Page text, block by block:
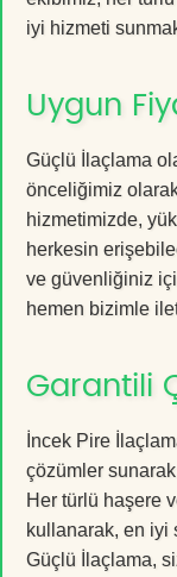
iyi hizmeti
Uygun
Güçlü İlaçlama
önceliğimiz
hizmetimizde,
herkesin
ve güvenliğiniz
hemen bizimle
Garantili
İncek Pire
çözümler
Her türlü haşere
kullanarak, en iyi
Güçlü İlaçlama,